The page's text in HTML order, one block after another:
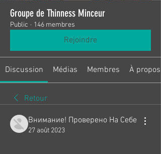
Groupe de Thinness Minceur
Public · 146 membres
Rejoindre
Discussion Médias Membres À propos
Retour
Внимание! Проверено На Себе
27 août 2023